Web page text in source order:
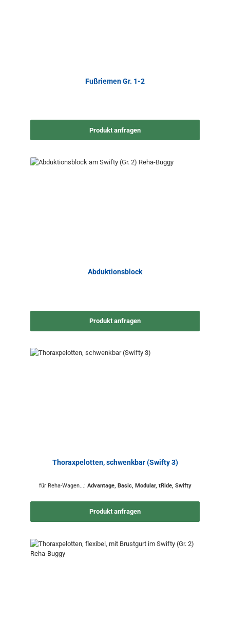
Fußriemen Gr. 1-2
Produkt anfragen
Abduktionsblock
Produkt anfragen
Thoraxpelotten, schwenkbar (Swifty 3)
für Reha-Wagen...: Advantage, Basic, Modular, tRide, Swifty
Produkt anfragen